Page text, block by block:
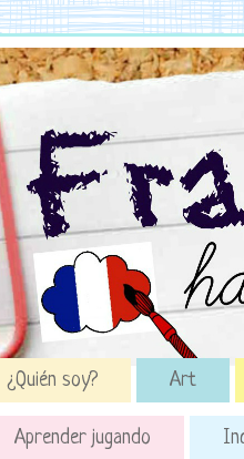
¿Quién soy? Art
Aprender jugando